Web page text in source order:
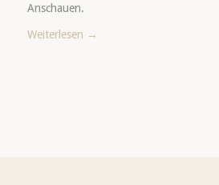
Anschauen.
Weiterlesen →